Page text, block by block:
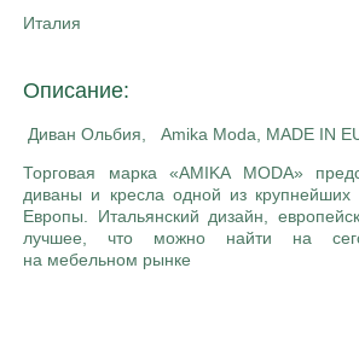
Италия
Описание:
Диван Ольбия, Amika Moda, MADE IN
Торговая марка «AMIKA MODA»
диваны и кресла одной из
Европы. Итальянский дизайн,
лучшее, что можно найти на
на мебельном рынке